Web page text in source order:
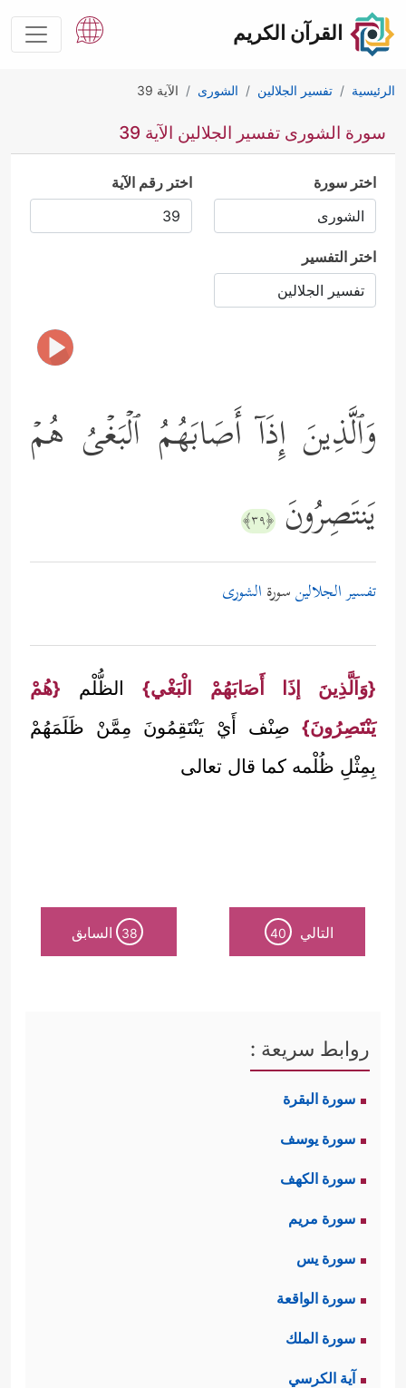
القرآن الكريم
الرئيسية تفسير الجلالين الشورى الآية 39
سورة الشورى تفسير الجلالين الآية 39
اختر سورة اختر رقم الآية
اختر التفسير
وَٱلَّذِینَ إِذَاۤ أَصَابَهُمُ ٱلۡبَغۡیُ هُمۡ
یَنتَصِرُونَ ﴿٣٩﴾
تفسير الجلالينسورة الشورى
{وَاَلَّذِينَ إذَا أَصَابَهُمْ الْبَغْي}الظُّلْم {هُمْ
يَنْتَصِرُونَ} صِنْف أَيْ يَنْتَقِمُونَ مِمَّنْ ظَلَمَهُمْ
بِمِثْلِ ظُلْمه كما قال تعالى
التالي 40
38 السابق
روابط سريعة :
سورة البقرة
سورة يوسف
سورة الكهف
سورة مريم
سورة يس
سورة الواقعة
سورة الملك
آية الكرسي